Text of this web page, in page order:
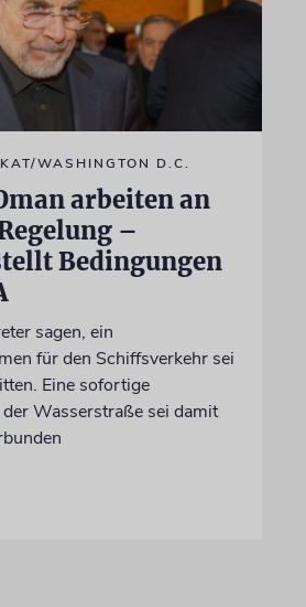
WASHINGTON D.C.
arbeiten an
–
Bedingungen
sagen, ein
für den Schiffsverkehr sei
Eine sofortige
Wasserstraße sei damit